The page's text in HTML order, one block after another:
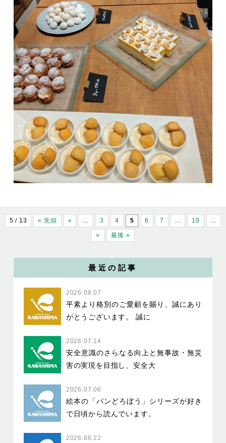
5 / 13 « 先頭 « ... 3 4 5 6 7 ... 10 ...
» 最後 »
最近の記事
2026.08.07
平素より格別のご愛顧を賜り、誠にあり
がとうございます。 誠に
2026.07.14
安全意識のさらなる向上と無事故・無災
害の実現を目指し、安全大
2026.07.06
絵本の「パンどろぼう」シリーズが好き
で日頃から読んでいます。
2026.06.22